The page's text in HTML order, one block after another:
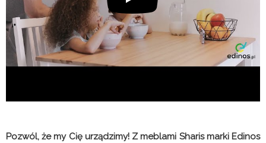
Pozwól, że my Cię urządzimy! Z meblami Sharis marki Edinos